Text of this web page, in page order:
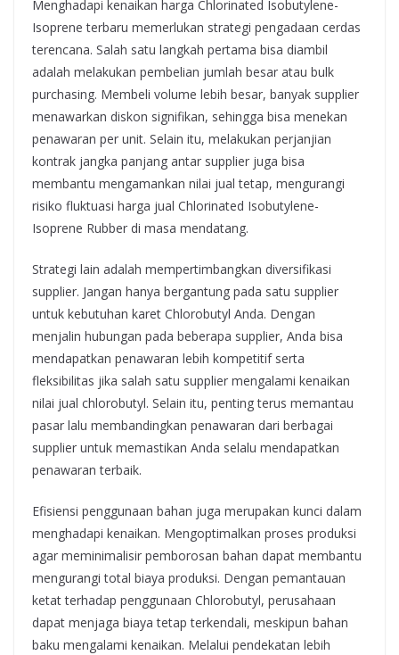
Menghadapi kenaikan harga Chlorinated Isobutylene-
Isoprene terbaru memerlukan strategi pengadaan cerdas
terencana. Salah satu langkah pertama bisa diambil
adalah melakukan pembelian jumlah besar atau bulk
purchasing. Membeli volume lebih besar, banyak supplier
menawarkan diskon signifikan, sehingga bisa menekan
penawaran per unit. Selain itu, melakukan perjanjian
kontrak jangka panjang antar supplier juga bisa
membantu mengamankan nilai jual tetap, mengurangi
risiko fluktuasi harga jual Chlorinated Isobutylene-
Isoprene Rubber di masa mendatang.
Strategi lain adalah mempertimbangkan diversifikasi
supplier. Jangan hanya bergantung pada satu supplier
untuk kebutuhan karet Chlorobutyl Anda. Dengan
menjalin hubungan pada beberapa supplier, Anda bisa
mendapatkan penawaran lebih kompetitif serta
fleksibilitas jika salah satu supplier mengalami kenaikan
nilai jual chlorobutyl. Selain itu, penting terus memantau
pasar lalu membandingkan penawaran dari berbagai
supplier untuk memastikan Anda selalu mendapatkan
penawaran terbaik.
Efisiensi penggunaan bahan juga merupakan kunci dalam
menghadapi kenaikan. Mengoptimalkan proses produksi
agar meminimalisir pemborosan bahan dapat membantu
mengurangi total biaya produksi. Dengan pemantauan
ketat terhadap penggunaan Chlorobutyl, perusahaan
dapat menjaga biaya tetap terkendali, meskipun bahan
baku mengalami kenaikan. Melalui pendekatan lebih